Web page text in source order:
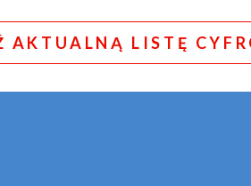
AKTUALNĄ LISTĘ